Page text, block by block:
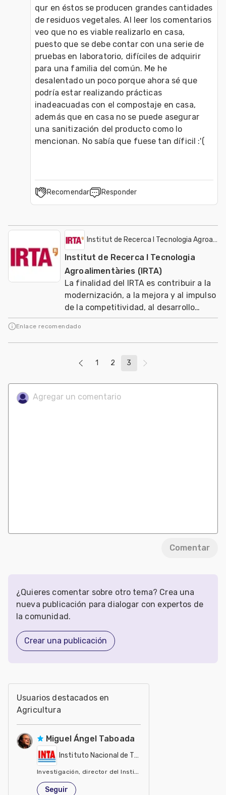
qur en éstos se producen grandes cantidades
de residuos vegetales. Al leer los comentarios
veo que no es viable realizarlo en casa,
puesto que se debe contar con una serie de
pruebas en laboratorio, difíciles de adquirir
para una familia del común. Me he
desalentado un poco porque ahora sé que
podría estar realizando prácticas
inadeacuadas con el compostaje en casa,
además que en casa no se puede asegurar
una sanitización del producto como lo
mencionan. No sabía que fuese tan díficil :'(
Recomendar Responder
Institut de Recerca I Tecnologia
Institut de Recerca I Tecnologia
Agroalimentàries (IRTA)
La finalidad del IRTA es contribuir a la
modernización, a la mejora y al impulso
de la competitividad, al desarrollo
sostenible de los sectores agrario, ali
Enlace recomendado
1 2 3
Comentar
¿Quieres comentar sobre otro tema? Crea una
nueva publicación para dialogar con expertos de
la comunidad.
Crear una publicación
Usuarios destacados en
Agricultura
Miguel Ángel Taboada
Instituto Nacional de Tecnología Agropecuaria -
Investigación, director del Instituto de Suelos del INTA
Estados Unidos de América
Seguir